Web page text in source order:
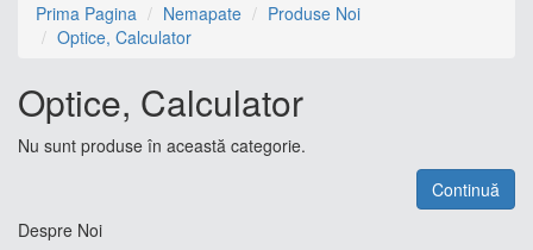
Prima Pagina Nemapate
Produse Noi
Optice, Calculator
Optice, Calculator
Nu sunt produse în această categorie.
Continuă
Despre Noi